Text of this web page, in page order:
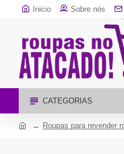
Inicio Sobre nós
CATEGORIAS
Roupas para revender